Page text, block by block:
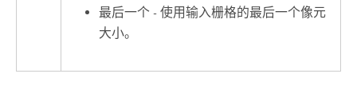
最后一个 - 使用输入栅格的最后一个像元
大小。